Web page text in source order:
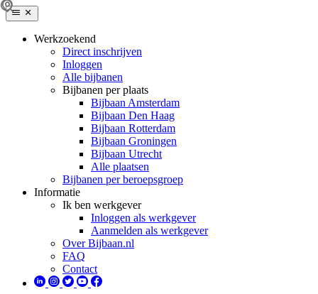
Werkzoekend
Direct inschrijven
Inloggen
Alle bijbanen
Bijbanen per plaats
Bijbaan Amsterdam
Bijbaan Den Haag
Bijbaan Rotterdam
Bijbaan Groningen
Bijbaan Utrecht
Alle plaatsen
Bijbanen per beroepsgroep
Informatie
Ik ben werkgever
Inloggen als werkgever
Aanmelden als werkgever
Over Bijbaan.nl
FAQ
Contact